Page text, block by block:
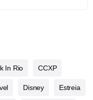
In Rio CCXP
Disney Estreia